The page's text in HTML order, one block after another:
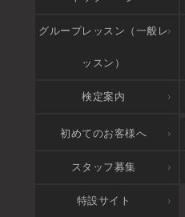
グループレッスン（一般レ
ッスン）
検定案内
アクセス
初めてのお客様へ
スタッフ募集
特設サイト